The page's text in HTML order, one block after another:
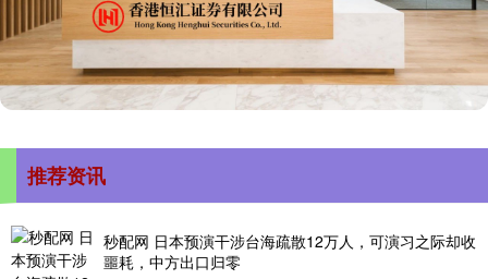
推荐资讯
秒配网 日本预演干涉台海疏散12万人，可演习之际却收
噩耗，中方出口归零